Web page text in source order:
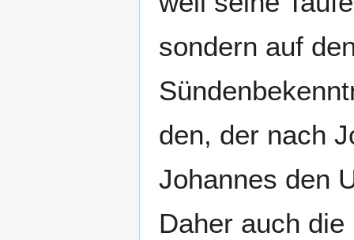
sondern auf
den, der nach
Johannes den
Daher auch